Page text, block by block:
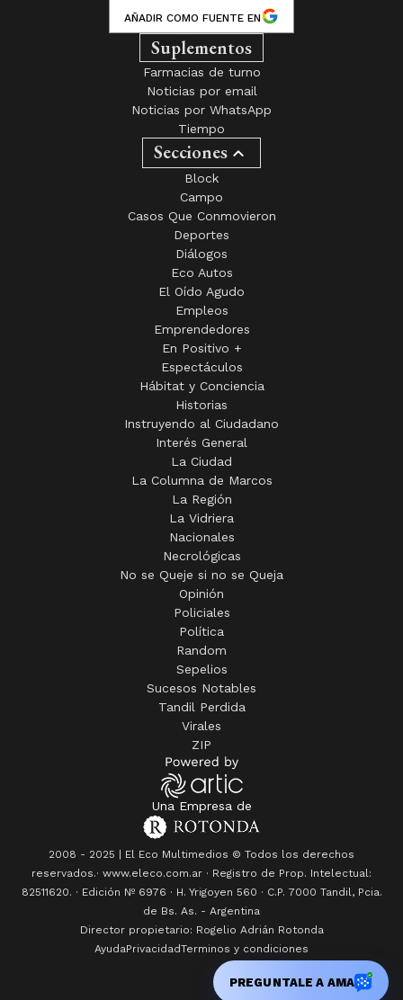
AÑADIR COMO FUENTE EN
Suplementos
Farmacias de turno
Noticias por email
Noticias por WhatsApp
Tiempo
Secciones
Block
Campo
Casos Que Conmovieron
Deportes
Diálogos
Eco Autos
El Oído Agudo
Empleos
Emprendedores
En Positivo +
Espectáculos
Hábitat y Conciencia
Historias
Instruyendo al Ciudadano
Interés General
La Ciudad
La Columna de Marcos
La Región
La Vidriera
Nacionales
Necrológicas
No se Queje si no se Queja
Opinión
Policiales
Política
Random
Sepelios
Sucesos Notables
Tandil Perdida
Virales
ZIP
Una Empresa de
2008 - 2025 | El Eco Multimedios © Todos los derechos
reservados.· www.eleco.com.ar · Registro de Prop. Intelectual:
82511620. · Edición Nº 6976 · H. Yrigoyen 560 · C.P. 7000 Tandil, Pcia.
de Bs. As. - Argentina
Director propietario: Rogelio Adrián Rotonda
AyudaPrivacidadTerminos y condiciones
PREGUNTALE A AMA